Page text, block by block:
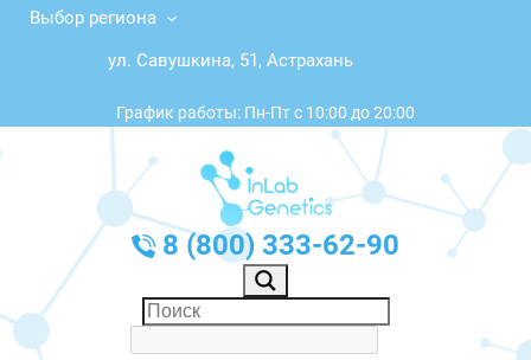
Выбор региона
ул. Савушкина, 51, Астрахань
График работы: Пн-Пт с 10:00 до 20:00
8 (800) 333-62-90